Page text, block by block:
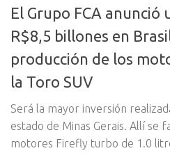
El Grupo FCA anunció
R$8,5 billones en
producción de los
la Toro SUV
Será la mayor inversión
estado de Minas Gerais. Allí se
motores Firefly turbo de 1.0